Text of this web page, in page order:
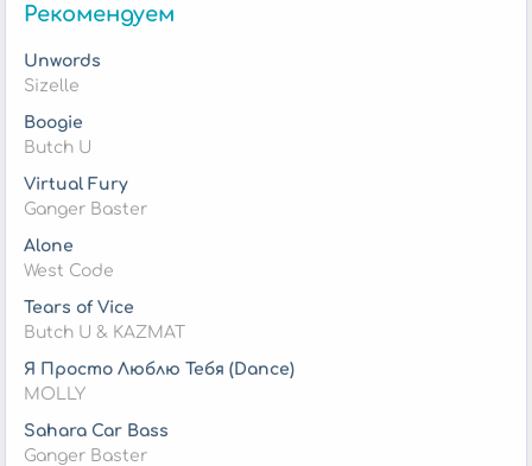
Рекомендуем
Unwords
Sizelle
Boogie
Butch U
Virtual Fury
Ganger Baster
Alone
West Code
Tears of Vice
Butch U & KAZMAT
Я Просто Люблю Тебя (Dance)
MOLLY
Sahara Car Bass
Ganger Baster